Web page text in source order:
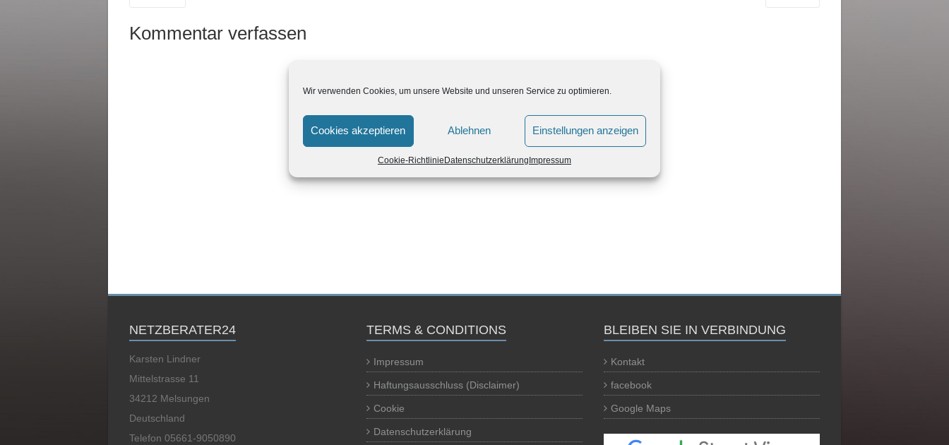
Wir verwenden Cookies, um unsere Website und unseren Service zu optimieren.
Cookies akzeptieren Ablehnen Einstellungen anzeigen
Cookie-RichtlinieDatenschutzerklärungImpressum
Kommentar verfassen
NETZBERATER24
Karsten Lindner
Mittelstrasse 11
34212 Melsungen
Deutschland
Telefon 05661-9050890
TERMS & CONDITIONS
Impressum
Haftungsausschluss (Disclaimer)
Cookie
Datenschutzerklärung
BLEIBEN SIE IN VERBINDUNG
Kontakt
facebook
Google Maps